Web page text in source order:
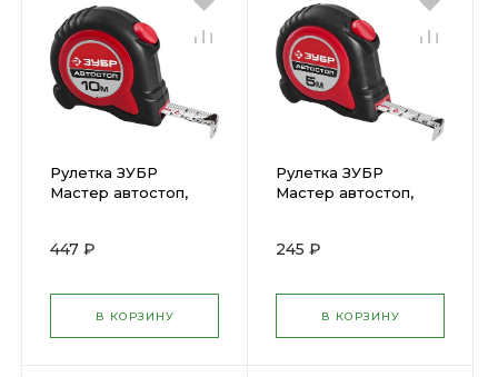
Рулетка ЗУБР
Мастер автостоп,
447 ₽
В КОРЗИНУ
Рулетка ЗУБР
Мастер автостоп,
245 ₽
В КОРЗИНУ